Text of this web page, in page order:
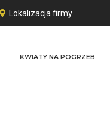
Lokalizacja firmy
KWIATY NA POGRZEB